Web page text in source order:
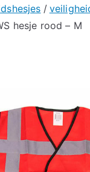
hesje rood – M